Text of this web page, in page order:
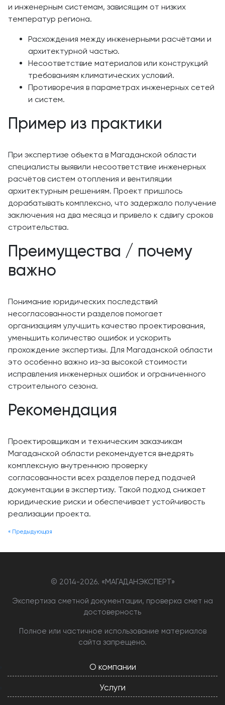
и инженерным системам, зависящим от низких
температур региона.
Расхождения между инженерными расчётами и
архитектурной частью.
Несоответствие материалов или конструкций
требованиям климатических условий.
Противоречия в параметрах инженерных сетей
и систем.
Пример из практики
При экспертизе объекта в Магаданской области
специалисты выявили несоответствие инженерных
расчётов систем отопления и вентиляции
архитектурным решениям. Проект пришлось
дорабатывать комплексно, что задержало получение
заключения на два месяца и привело к сдвигу сроков
строительства.
Преимущества / почему
важно
Понимание юридических последствий
несогласованности разделов помогает
организациям улучшить качество проектирования,
уменьшить количество ошибок и ускорить
прохождение экспертизы. Для Магаданской области
это особенно важно из-за высокой стоимости
исправления инженерных ошибок и ограниченного
строительного сезона.
Рекомендация
Проектировщикам и техническим заказчикам
Магаданской области рекомендуется внедрять
комплексную внутреннюю проверку
согласованности всех разделов перед подачей
документации в экспертизу. Такой подход снижает
юридические риски и обеспечивает устойчивость
реализации проекта.
« Предыдующая
© 2014-2026. «МАГАДАНЭКСПЕРТ»
Экспертиза сметной документации, проверка смет на
достоверность
Полное или частичное использование материалов
сайта запрещено.
О компании
Услуги